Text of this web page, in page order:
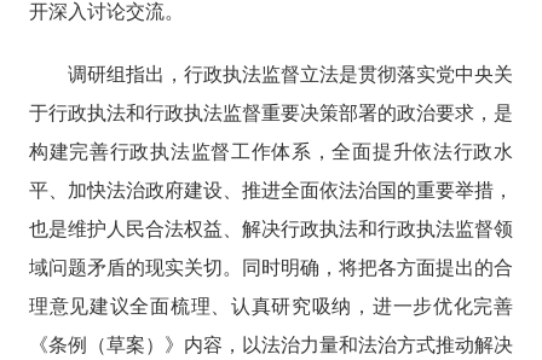
开深入讨论交流。
调研组指出，行政执法监督立法是贯彻落实党中央关
于行政执法和行政执法监督重要决策部署的政治要求 ， 是
构建完善行政执法监督工作体系，全面提升依法行政水
平、加快法治政府建设、推进全面依法治国 的重要举措 ，
也是维护人民合法权益、解决行政执法和行政执法监督领
域问题矛盾的现实关切。同时明确，将把各方面提出的合
理意见建议全面梳理、认真研究吸纳，进一步优化完善
《条例（草案）》内容，以法治力量和法治方式推动解决